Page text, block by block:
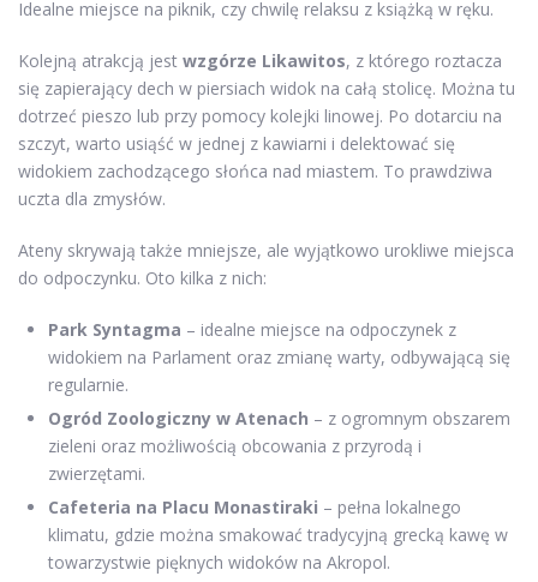
Idealne miejsce na piknik, czy chwilę relaksu z książką w ręku.
Kolejną atrakcją jest wzgórze Likawitos, z którego roztacza
się zapierający dech w piersiach widok na całą stolicę. Można tu
dotrzeć pieszo lub przy pomocy kolejki linowej. Po dotarciu na
szczyt, warto usiąść w jednej z kawiarni i delektować się
widokiem zachodzącego słońca nad miastem. To prawdziwa
uczta dla zmysłów.
Ateny skrywają także mniejsze, ale wyjątkowo urokliwe miejsca
do odpoczynku. Oto kilka z nich:
Park Syntagma – idealne miejsce na odpoczynek z
widokiem na Parlament oraz zmianę warty, odbywającą się
regularnie.
Ogród Zoologiczny w Atenach – z ogromnym obszarem
zieleni oraz możliwością obcowania z przyrodą i
zwierzętami.
Cafeteria na Placu Monastiraki – pełna lokalnego
klimatu, gdzie można smakować tradycyjną grecką kawę w
towarzystwie pięknych widoków na Akropol.